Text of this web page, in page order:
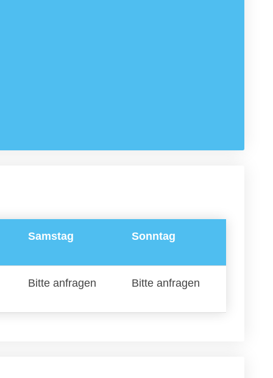
Samstag Sonntag
Bitte anfragen Bitte anfragen